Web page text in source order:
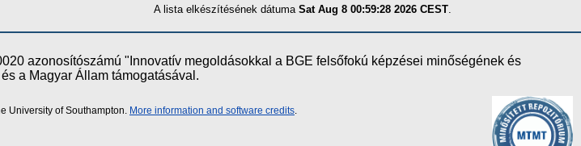
A lista elkészítésének dátuma Sat Aug 8 00:59:28 2026 CEST.
azonosítószámú "Innovatív megoldásokkal a BGE felsőfokú képzései minőségének és
a Magyar Állam támogatásával.
University of Southampton. More information and software credits